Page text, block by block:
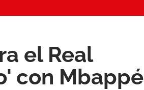
el Real
con Mbappé